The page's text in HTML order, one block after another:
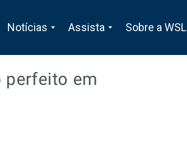
Notícias Assista Sobre a WSL
perfeito em